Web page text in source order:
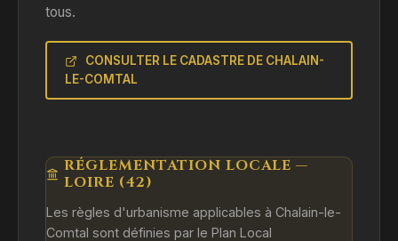
tous.
CONSULTER LE CADASTRE DE CHALAIN-
LE-COMTAL
RÉGLEMENTATION LOCALE —
LOIRE (42)
Les règles d'urbanisme applicables à Chalain-le-
Comtal sont définies par le Plan Local